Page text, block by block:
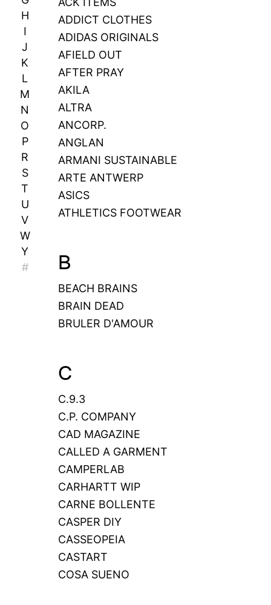
H
I
J
K
L
M
N
O
P
R
S
T
U
V
W
Y
#
ADDICT CLOTHES
ADIDAS ORIGINALS
AFIELD OUT
AFTER PRAY
AKILA
ALTRA
ANCORP.
ANGLAN
ARMANI SUSTAINABLE
ARTE ANTWERP
ASICS
ATHLETICS FOOTWEAR
B
BEACH BRAINS
BRAIN DEAD
BRULER D'AMOUR
C
C.9.3
C.P. COMPANY
CAD MAGAZINE
CALLED A GARMENT
CAMPERLAB
CARHARTT WIP
CARNE BOLLENTE
CASPER DIY
CASSEOPEIA
CASTART
COSA SUENO